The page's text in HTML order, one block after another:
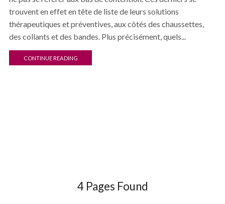
trouvent en effet en tête de liste de leurs solutions
thérapeutiques et préventives, aux côtés des chaussettes,
des collants et des bandes. Plus précisément, quels...
CONTINUE READING
4 Pages Found